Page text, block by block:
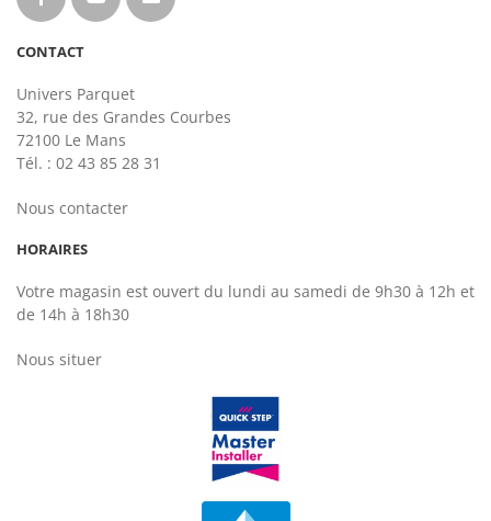
CONTACT
Univers Parquet
32, rue des Grandes Courbes
72100 Le Mans
Tél. : 02 43 85 28 31
Nous contacter
HORAIRES
Votre magasin est ouvert du lundi au samedi de 9h30 à 12h et
de 14h à 18h30
Nous situer